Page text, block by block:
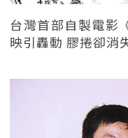
台灣首部自製電影
映引轟動 膠捲卻消